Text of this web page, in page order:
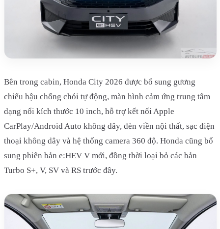
Bên trong cabin, Honda City 2026 được bổ sung gương
chiếu hậu chống chói tự động, màn hình cảm ứng trung tâm
dạng nổi kích thước 10 inch, hỗ trợ kết nối Apple
CarPlay/Android Auto không dây, đèn viền nội thất, sạc điện
thoại không dây và hệ thống camera 360 độ. Honda cũng bổ
sung phiên bản e:HEV V mới, đồng thời loại bỏ các bản
Turbo S+, V, SV và RS trước đây.